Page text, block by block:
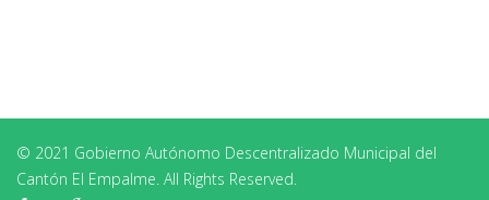
© 2021 Gobierno Autónomo Descentralizado Municipal del
Cantón El Empalme. All Rights Reserved.